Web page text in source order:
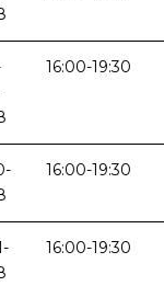
16:00-19:30
16:00-19:30
16:00-19:30